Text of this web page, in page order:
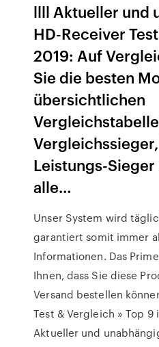
llll Aktueller und
HD-Receiver
2019: Auf
Sie die besten
übersichtlichen
Leistungs-Sieger
alle…
Unser System wird
garantiert somit immer
Informationen. Das
Ihnen, dass Sie diese
Versand bestellen
Test & Vergleich » Top
Aktueller und